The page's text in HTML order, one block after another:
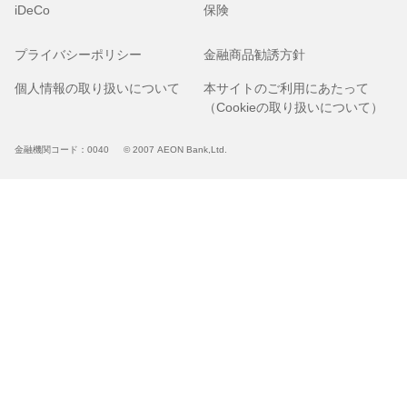
iDeCo 保険
プライバシーポリシー 金融商品勧誘方針
個人情報の取り扱いについて
本サイトのご利用にあたって
（Cookieの取り扱いについて）
金融機関コード：0040 © 2007 AEON Bank,Ltd.